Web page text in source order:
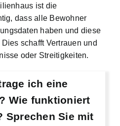
ist die
dass alle Bewohner
haben und diese
schafft Vertrauen und
oder Streitigkeiten.
ich eine
Wie funktioniert
Sprechen Sie mit